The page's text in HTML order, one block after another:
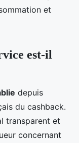
et
est-il
depuis
du cashback.
transparent et
concernant